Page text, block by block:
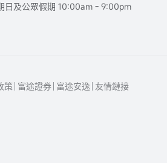
日及公眾假期 10:00am - 9:00pm
策 富途證券 富途安逸 友情鏈接